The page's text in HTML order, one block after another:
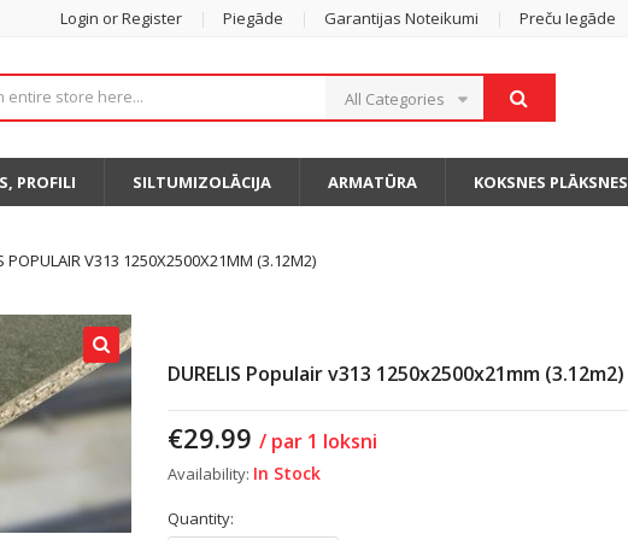
Login or Register Piegāde Garantijas Noteikumi Preču Iegāde
All Categories
PROFILI SILTUMIZOLĀCIJA ARMATŪRA KOKSNES PLĀKSNES
POPULAIR V313 1250X2500X21MM (3.12M2)
DURELIS Populair v313 1250x2500x21mm (3.12m2)
€29.99 / par 1 loksni
Availability: In Stock
Quantity: